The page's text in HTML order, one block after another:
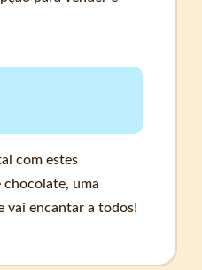
com estes
uma
vai encantar a todos!